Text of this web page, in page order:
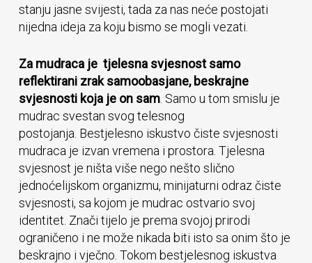
stanju jasne svijesti, tada za nas neće postojati
nijedna ideja za koju bismo se mogli vezati.
Za mudraca je tjelesna svjesnost samo
reflektirani zrak samoobasjane, beskrajne
svjesnosti koja je on sam. Samo u tom smislu je
mudrac svestan svog telesnog
postojanja. Bestjelesno iskustvo čiste svjesnosti
mudraca je izvan vremena i prostora. Tjelesna
svjesnost je ništa više nego nešto slično
jednoćelijskom organizmu, minijaturni odraz čiste
svjesnosti, sa kojom je mudrac ostvario svoj
identitet. Znači tijelo je prema svojoj prirodi
ograničeno i ne može nikada biti isto sa onim što je
beskrajno i vječno. Tokom bestjelesnog iskustva